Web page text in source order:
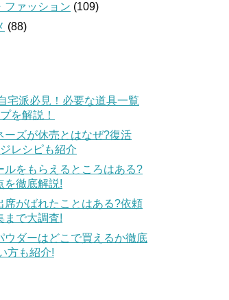
ファッション (109)
(88)
宅派必見！必要な道具一覧
を解説！
ーズが休売とはなぜ?復活
レシピも紹介
ルをもらえるところはある?
を徹底解説!
席がばれたことはある?依頼
まで大調査!
ウダーはどこで買えるか徹底
方も紹介!